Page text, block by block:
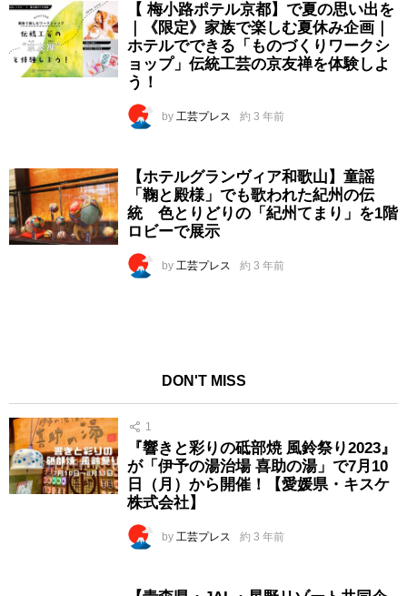
【 梅小路ポテル京都】で夏の思い出を
｜《限定》家族で楽しむ夏休み企画｜
ホテルでできる「ものづくりワークシ
ョップ」伝統工芸の京友禅を体験しよ
う！
by 工芸プレス 約 3 年前
【ホテルグランヴィア和歌山】童謡
「鞠と殿様」でも歌われた紀州の伝
統 色とりどりの「紀州てまり」を1階
ロビーで展示
by 工芸プレス 約 3 年前
DON'T MISS
1
『響きと彩りの砥部焼 風鈴祭り2023』
が「伊予の湯治場 喜助の湯」で7月10
日（月）から開催！【愛媛県・キスケ
株式会社】
by 工芸プレス 約 3 年前